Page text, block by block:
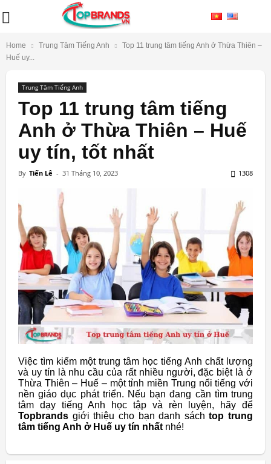
Home Trung Tâm Tiếng Anh
Top 11 trung tâm tiếng Anh ở Thừa Thiên –
Huế uy...
Trung Tâm Tiếng Anh
Top 11 trung tâm tiếng
Anh ở Thừa Thiên – Huế
uy tín, tốt nhất
By Tiến Lê - 31 Tháng 10, 2023 1308
Việc tìm kiếm một trung tâm học tiếng Anh chất lượng
và uy tín là nhu cầu của rất nhiều người, đặc biệt là ở
Thừa Thiên – Huế – một tỉnh miền Trung nổi tiếng với
nền giáo dục phát triển. Nếu bạn đang cần tìm trung
tâm dạy tiếng Anh học tập và rèn luyện, hãy để
Topbrands giới thiệu cho bạn danh sáchtop trung
tâm tiếng Anh ở Huế uy tín nhất nhé!